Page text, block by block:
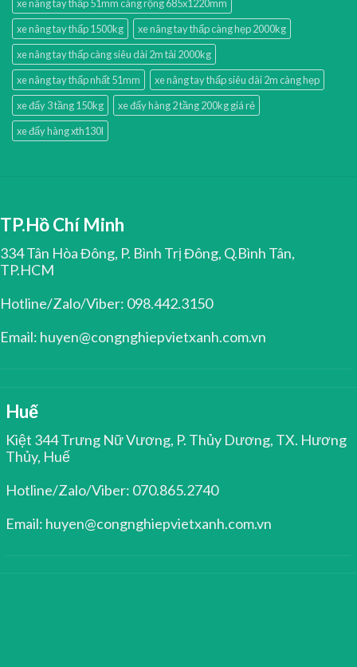
xe nâng tay thấp 51mm càng rộng 685x1220mm
xe nâng tay thấp 1500kg
xe nâng tay thấp càng hẹp 2000kg
xe nâng tay thấp càng siêu dài 2m tải 2000kg
xe nâng tay thấp nhất 51mm
xe nâng tay thấp siêu dài 2m càng hẹp
xe đẩy 3 tầng 150kg
xe đẩy hàng 2 tầng 200kg giá rẻ
xe đẩy hàng xth130l
TP.Hồ Chí Minh
334 Tân Hòa Đông, P. Bình Trị Đông, Q.Bình Tân,
TP.HCM
Hotline/Zalo/Viber: 098.442.3150
Email: huyen@congnghiepvietxanh.com.vn
Huế
Kiệt 344 Trưng Nữ Vương, P. Thủy Dương, TX. Hương
Thủy, Huế
Hotline/Zalo/Viber: 070.865.2740
Email: huyen@congnghiepvietxanh.com.vn